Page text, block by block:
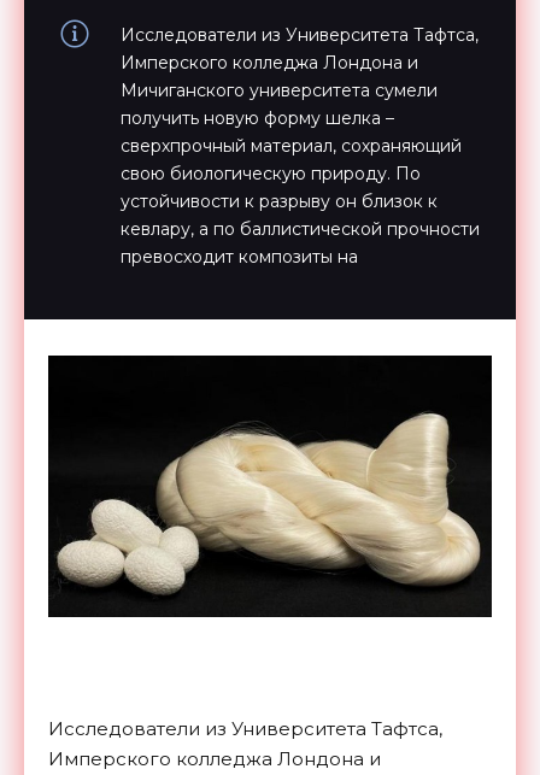
Исследователи из Университета Тафтса,
Имперского колледжа Лондона и
Мичиганского университета сумели
получить новую форму шелка –
сверхпрочный материал, сохраняющий
свою биологическую природу. По
устойчивости к разрыву он близок к
кевлару, а по баллистической прочности
превосходит композиты на
Исследователи из Университета Тафтса,
Имперского колледжа Лондона и